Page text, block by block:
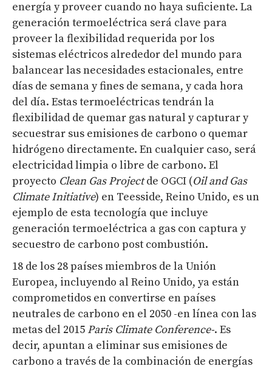
energía y proveer cuando no haya suficiente. La
generación termoeléctrica será clave para
proveer la flexibilidad requerida por los
sistemas eléctricos alrededor del mundo para
balancear las necesidades estacionales, entre
días de semana y fines de semana, y cada hora
del día. Estas termoeléctricas tendrán la
flexibilidad de quemar gas natural y capturar y
secuestrar sus emisiones de carbono o quemar
hidrógeno directamente. En cualquier caso, será
electricidad limpia o libre de carbono. El
proyecto Clean Gas Projectde OGCI (Oil and Gas
Climate Initiative) en Teesside, Reino Unido, es un
ejemplo de esta tecnología que incluye
generación termoeléctrica a gas con captura y
secuestro de carbono post combustión.
18 de los 28 países miembros de la Unión
Europea, incluyendo al Reino Unido, ya están
comprometidos en convertirse en países
neutrales de carbono en el 2050 -en línea con las
metas del 2015 Paris Climate Conference-. Es
decir, apuntan a eliminar sus emisiones de
carbono a través de la combinación de energías